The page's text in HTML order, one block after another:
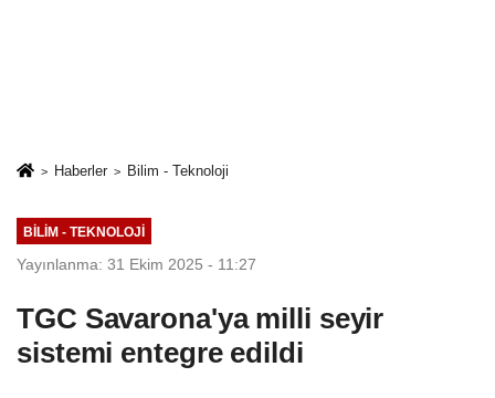
Haberler Bilim - Teknoloji
BILIM - TEKNOLOJI
Yayınlanma: 31 Ekim 2025 - 11:27
TGC Savarona'ya milli seyir
sistemi entegre edildi